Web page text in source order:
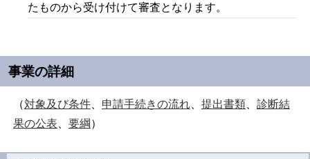
たものから受け付けて審査となります。
事業の詳細
（対象及び条件、 申請手続きの流れ、 提出書類、 診断結
果の公表
要綱 ）